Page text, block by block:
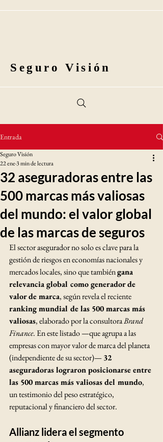
Seguro Visión
Entrada
32 aseguradoras entre las
500 marcas más valiosas
del mundo: el valor global
de las marcas de seguros
Seguro Visión
22 ene3 min de lectura
El sector asegurador no solo es clave para la
gestión de riesgos en economías nacionales y
mercados locales, sino que también gana
relevancia global como generador de
valor de marca, según revela el reciente
ranking mundial de las 500 marcas más
valiosas, elaborado por la consultora Brand
Finance. En este listado —que agrupa a las
empresas con mayor valor de marca del planeta
(independiente de su sector)— 32
aseguradoras lograron posicionarse entre
las 500 marcas más valiosas del mundo,
un testimonio del peso estratégico,
reputacional y financiero del sector.
Allianz lidera el segmento